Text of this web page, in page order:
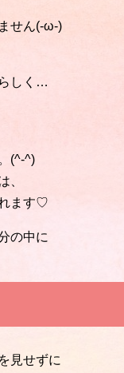
せん(-ω-)
しく…
(^-^)
、
ます♡
の中に
見せずに